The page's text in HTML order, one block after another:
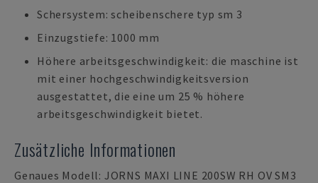
Schersystem: scheibenschere typ sm 3
Einzugstiefe: 1000 mm
Höhere arbeitsgeschwindigkeit: die maschine ist
mit einer hochgeschwindigkeitsversion
ausgestattet, die eine um 25 % höhere
arbeitsgeschwindigkeit bietet.
Zusätzliche Informationen
Genaues Modell: JORNS MAXI LINE 200SW RH OV SM3